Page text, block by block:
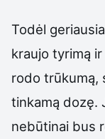
Todėl
kraujo tyrimą
rodo trūkumą,
tinkamą dozę.
nebūtinai bus